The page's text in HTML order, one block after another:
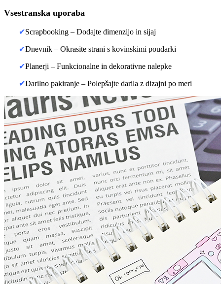
Vsestranska uporaba
✔Scrapbooking – Dodajte dimenzijo in sijaj
✔Dnevnik – Okrasite strani s kovinskimi poudarki
✔Planerji – Funkcionalne in dekorativne nalepke
✔Darilno pakiranje – Polepšajte darila z dizajni po meri